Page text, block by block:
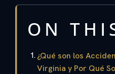
ON
¿Qué son los
Virginia y Por Qué